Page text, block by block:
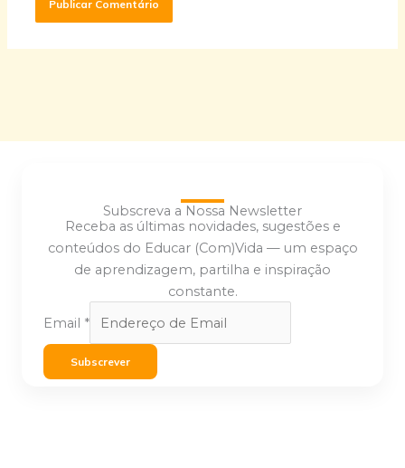
Subscreva a Nossa Newsletter
Receba as últimas novidades, sugestões e
conteúdos do Educar (Com)Vida — um espaço
de aprendizagem, partilha e inspiração
constante.
Email *
Subscrever